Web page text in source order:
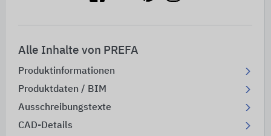
Alle Inhalte von PREFA
Produktinformationen
Produktdaten / BIM
Ausschreibungstexte
CAD-Details